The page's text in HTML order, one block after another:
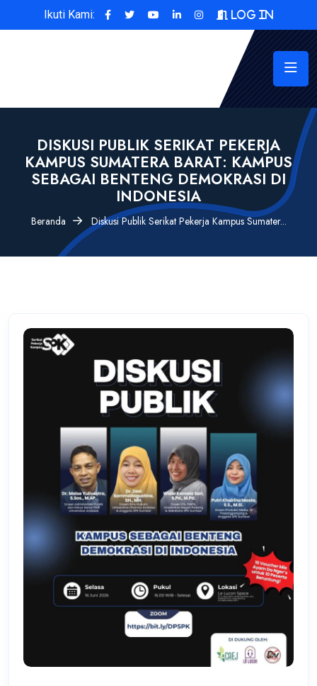
Ikuti Kami: Log In
DISKUSI PUBLIK SERIKAT PEKERJA
KAMPUS SUMATERA BARAT: KAMPUS
SEBAGAI BENTENG DEMOKRASI DI
INDONESIA
Beranda Diskusi Publik Serikat Pekerja Kampus Sumater...